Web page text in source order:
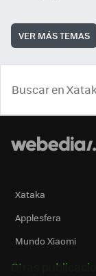
VER MÁS TEMAS
Xataka
Applesfera
Mundo Xiaomi
Otras